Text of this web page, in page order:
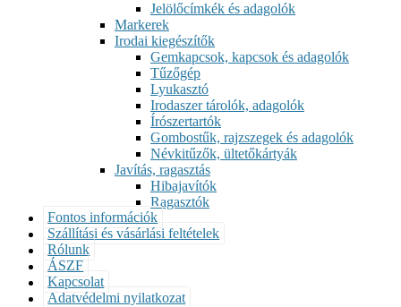
Jelölőcímkék és adagolók
Markerek
Irodai kiegészítők
Gemkapcsok, kapcsok és adagolók
Tűzőgép
Lyukasztó
Irodaszer tárolók, adagolók
Írószertartók
Gombostűk, rajzszegek és adagolók
Névkitűzők, ültetőkártyák
Javítás, ragasztás
Hibajavítók
Ragasztók
Fontos információk
Szállítási és vásárlási feltételek
Rólunk
ÁSZF
Kapcsolat
Adatvédelmi nyilatkozat